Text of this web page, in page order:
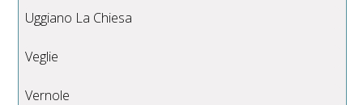
Uggiano La Chiesa
Veglie
Vernole